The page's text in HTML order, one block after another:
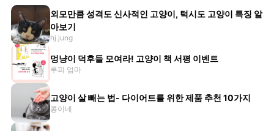
외모만큼 성격도 신사적인 고양이, 턱시도 고양이 특징 알
아보기
hj.jung
멍냥이 덕후들 모여라! 고양이 책 서평 이벤트
루피 엄마
고양이 살 빼는 법- 다이어트를 위한 제품 추천 10가지
콩이네